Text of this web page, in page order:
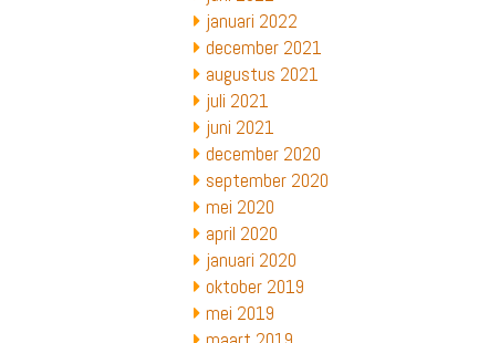
januari 2022
december 2021
augustus 2021
juli 2021
juni 2021
december 2020
september 2020
mei 2020
april 2020
januari 2020
oktober 2019
mei 2019